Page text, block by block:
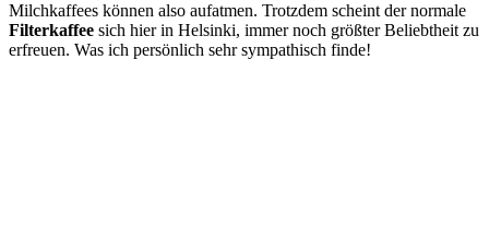
Milchkaffees können also aufatmen. Trotzdem scheint der normale
Filterkaffee sich hier in Helsinki, immer noch größter Beliebtheit zu
erfreuen. Was ich persönlich sehr sympathisch finde!